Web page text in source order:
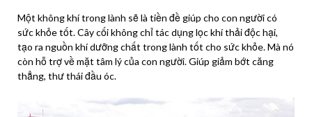
Một không khí trong lành sẽ là tiền đề giúp cho con người có
sức khỏe tốt. Cây cối không chỉ tác dụng lọc khí thải độc hại,
tạo ra nguồn khí dưỡng chất trong lành tốt cho sức khỏe. Mà nó
còn hỗ trợ về mặt tâm lý của con người. Giúp giảm bớt căng
thẳng, thư thái đầu óc.